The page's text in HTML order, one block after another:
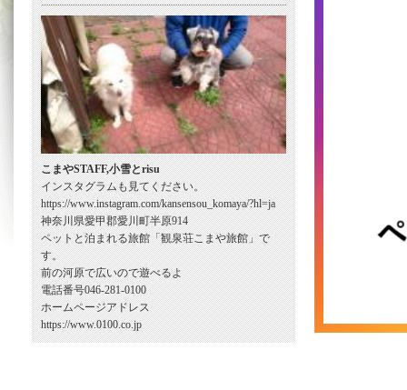
こまやSTAFF,小雪とrisu
インスタグラムも見てください。
https://www.instagram.com/kansensou_komaya/?hl=ja
神奈川県愛甲郡愛川町半原914
ペットと泊まれる旅館「観泉荘こまや旅館」で
す。
前の河原で広いので遊べるよ
電話番号046-281-0100
ホームページアドレス
https://www.0100.co.jp